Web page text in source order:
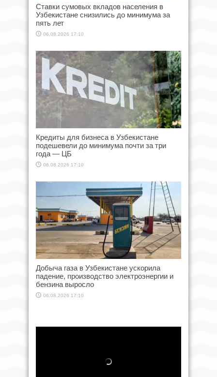
Ставки сумовых вкладов населения в
Узбекистане снизились до минимума за
пять лет
06.08.2026 17:10
Кредиты для бизнеса в Узбекистане
подешевели до минимума почти за три
года — ЦБ
06.08.2026 17:10
Добыча газа в Узбекистане ускорила
падение, производство электроэнергии и
бензина выросло
06.08.2026 17:10